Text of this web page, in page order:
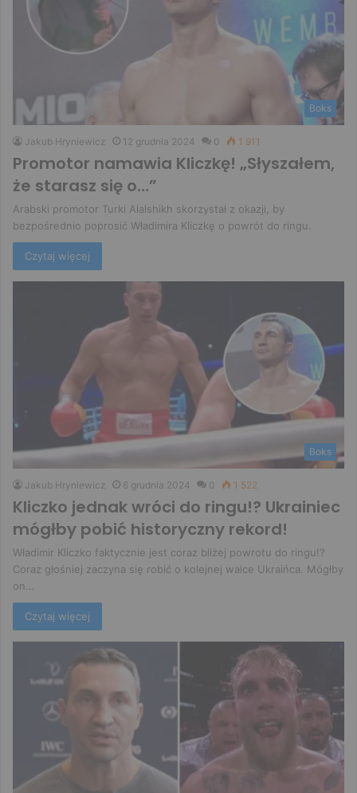
Boks
Jakub Hryniewicz 12 grudnia 2024 0 1 911
Promotor namawia Kliczkę! „Słyszałem,
że starasz się o…”
Arabski promotor Turki Alalshikh skorzystał z okazji, by
bezpośrednio poprosić Władimira Kliczkę o powrót do ringu.
Czytaj więcej
Boks
Jakub Hryniewicz 6 grudnia 2024 0 1 522
Kliczko jednak wróci do ringu!? Ukrainiec
mógłby pobić historyczny rekord!
Władimir Kliczko faktycznie jest coraz bliżej powrotu do ringu!?
Coraz głośniej zaczyna się robić o kolejnej walce Ukraińca. Mógłby
on…
Czytaj więcej